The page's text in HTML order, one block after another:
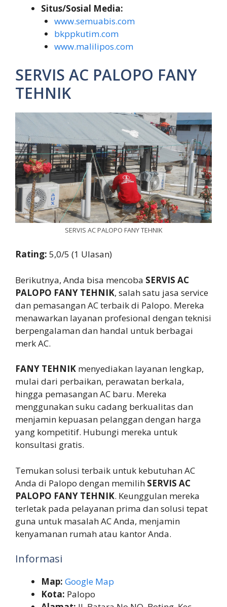
Situs/Sosial Media:
www.semuabis.com
bkppkutim.com
www.malilipos.com
SERVIS AC PALOPO FANY
TEHNIK
SERVIS AC PALOPO FANY TEHNIK
Rating: 5,0/5 (1 Ulasan)
Berikutnya, Anda bisa mencoba SERVIS AC
PALOPO FANY TEHNIK, salah satu jasa service
dan pemasangan AC terbaik di Palopo. Mereka
menawarkan layanan profesional dengan teknisi
berpengalaman dan handal untuk berbagai
merk AC.
FANY TEHNIK menyediakan layanan lengkap,
mulai dari perbaikan, perawatan berkala,
hingga pemasangan AC baru. Mereka
menggunakan suku cadang berkualitas dan
menjamin kepuasan pelanggan dengan harga
yang kompetitif. Hubungi mereka untuk
konsultasi gratis.
Temukan solusi terbaik untuk kebutuhan AC
Anda di Palopo dengan memilih SERVIS AC
PALOPO FANY TEHNIK. Keunggulan mereka
terletak pada pelayanan prima dan solusi tepat
guna untuk masalah AC Anda, menjamin
kenyamanan rumah atau kantor Anda.
Informasi
Map: Google Map
Kota: Palopo